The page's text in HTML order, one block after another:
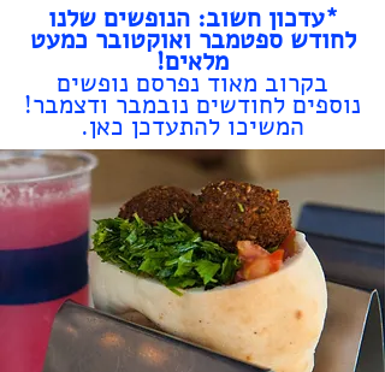
*עדכון חשוב: הנופשים שלנו
לחודש ספטמבר ואוקטובר כמעט
מלאים!
בקרוב מאוד נפרסם נופשים
נוספים לחודשים נובמבר ודצמבר!
המשיכו להתעדכן כאן.
איזה כיף! מתחילים להרגיש את
החזרה לשגרה
ואיתה ממש עוד מעט יחזרו
הטיולים שלנו בחו"ל!
כולנו נרגשים ומצפים כבר
לפגוש אתכם פנים אל פנים.
עד אז, לאן הכי כדאי לטייל?